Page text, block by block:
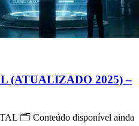
(ATUALIZADO 2025) –
🗂 Conteúdo disponível ainda